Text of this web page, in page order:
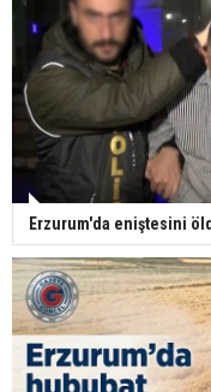
Erzurum'da eniştesini